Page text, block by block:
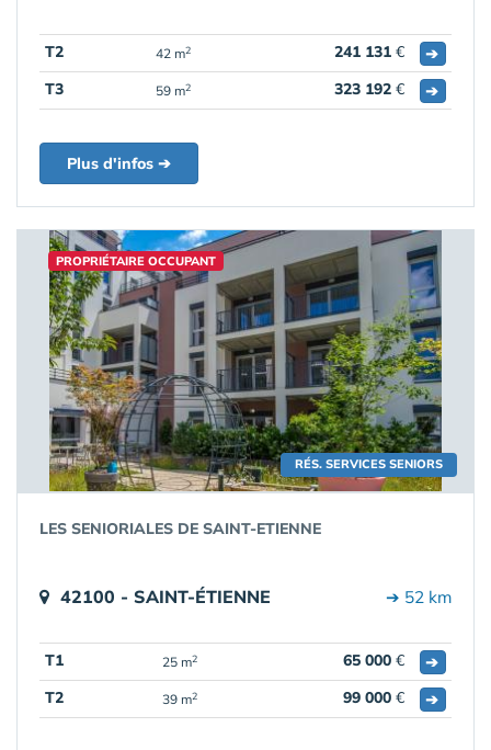
T2 42 m2 241 131 €
➔
T3
59 m2 323 192 € ➔
Plus d'infos ➔
RÉS. SERVICES SENIORS
PROPRIÉTAIRE OCCUPANT
LES SENIORIALES DE SAINT-ETIENNE
42100 - SAINT-ÉTIENNE ➔ 52 km
T1 25 m2 65 000 €
➔
T2
39 m2 99 000 € ➔